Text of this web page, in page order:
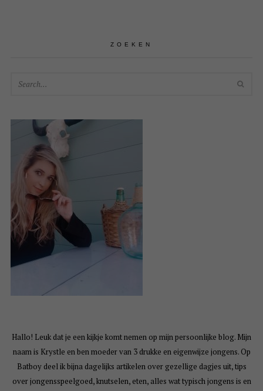
ZOEKEN
Hallo! Leuk dat je een kijkje komt nemen op mijn persoonlijke blog. Mijn
naam is Krystle en ben moeder van 3 drukke en eigenwijze jongens. Op
Batboy deel ik bijna dagelijks artikelen over gezellige dagjes uit, tips
over jongensspeelgoed, knutselen, eten, alles wat typisch jongens is en